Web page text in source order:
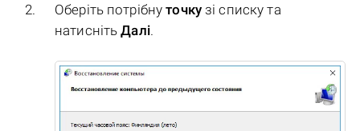
Оберіть потрібнуточкузі списку та
натиснітьДалі.